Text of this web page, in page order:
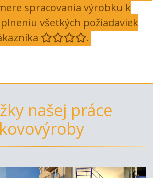
spracovania výrobku k
všetkých požiadaviek
.
našej práce
kovovýroby